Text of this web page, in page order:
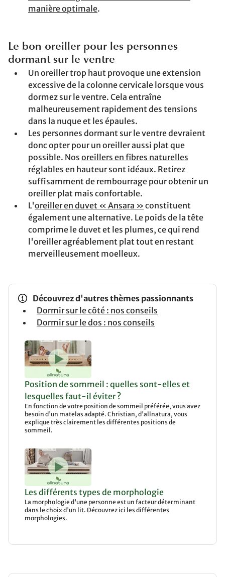
manière optimale.
Le bon oreiller pour les personnes
dormant sur le ventre
Un oreiller trop haut provoque une extension
excessive de la colonne cervicale lorsque vous
dormez sur le ventre. Cela entraîne
malheureusement rapidement des tensions
dans la nuque et les épaules.
Les personnes dormant sur le ventre devraient
donc opter pour un oreiller aussi plat que
possible. Nos oreillers en fibres naturelles
réglables en hauteursont idéaux. Retirez
suffisamment de rembourrage pour obtenir un
oreiller plat mais confortable.
L'oreiller en duvet « Ansara » constituent
également une alternative. Le poids de la tête
comprime le duvet et les plumes, ce qui rend
l'oreiller agréablement plat tout en restant
merveilleusement moelleux.
Découvrez d'autres thèmes passionnants
Dormir sur le côté : nos conseils
Dormir sur le dos : nos conseils
Position de sommeil : quelles sont-elles et
lesquelles faut-il éviter ?
En fonction de votre position de sommeil préférée, vous avez
besoin d'un matelas adapté. Christian, d'allnatura, vous
explique très clairement les différentes positions de
sommeil.
Les différents types de morphologie
La morphologie d'une personne est un facteur déterminant
dans le choix d'un lit. Découvrez ici les différentes
morphologies.